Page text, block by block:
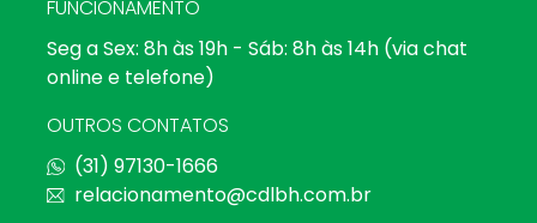
FUNCIONAMENTO
Seg a Sex: 8h às 19h - Sáb: 8h às 14h (via chat
online e telefone)
OUTROS CONTATOS
(31) 97130-1666
relacionamento@cdlbh.com.br